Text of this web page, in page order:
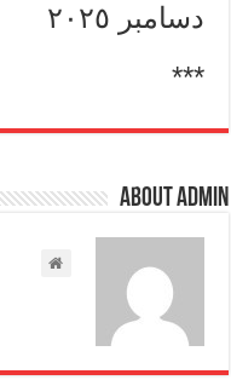
دسامبر ٢٠٢٥
***
About admin